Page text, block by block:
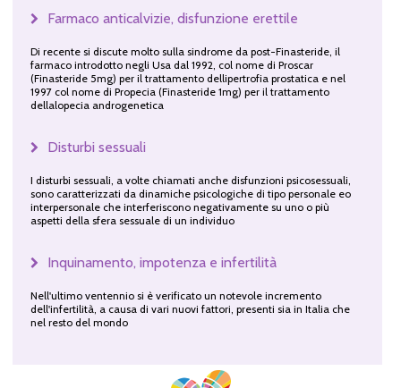
Farmaco anticalvizie, disfunzione erettile
Di recente si discute molto sulla sindrome da post-Finasteride, il
farmaco introdotto negli Usa dal 1992, col nome di Proscar
(Finasteride 5mg) per il trattamento dellipertrofia prostatica e nel
1997 col nome di Propecia (Finasteride 1mg) per il trattamento
dellalopecia androgenetica
Disturbi sessuali
I disturbi sessuali, a volte chiamati anche disfunzioni psicosessuali,
sono caratterizzati da dinamiche psicologiche di tipo personale eo
interpersonale che interferiscono negativamente su uno o più
aspetti della sfera sessuale di un individuo
Inquinamento, impotenza e infertilità
Nell'ultimo ventennio si è verificato un notevole incremento
dell'infertilità, a causa di vari nuovi fattori, presenti sia in Italia che
nel resto del mondo